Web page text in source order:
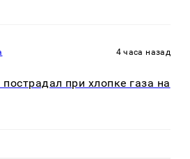
4 часа назад
при хлопке газа на